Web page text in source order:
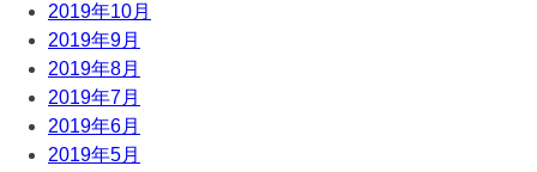
2019年10月
2019年9月
2019年8月
2019年7月
2019年6月
2019年5月